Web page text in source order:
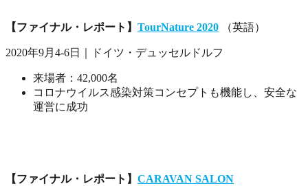
【ファイナル・レポート】 TourNature 2020 （英語）
2020年9月4-6日｜ドイツ・デュッセルドルフ
来場者：42,000名
コロナウイルス感染対策コンセプトも機能し、安全な
運営に成功
【ファイナル・レポート】 CARAVAN SALON